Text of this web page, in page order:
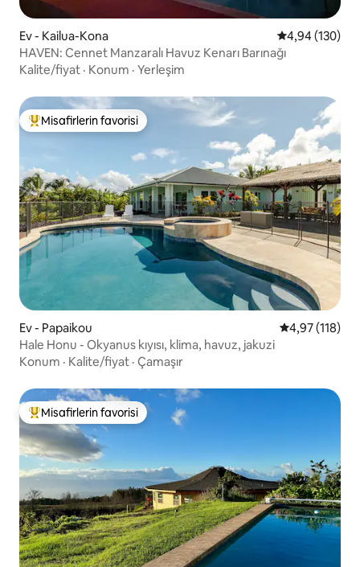
Ev - Kailua-Kona 5 üzerinden
4,94 (130)
HAVEN: Cennet Manzaralı Havuz Kenarı Barınağı
Kalite/fiyat · Konum · Yerleşim
Misafirlerin favorilerinden en beğenilenler arasında
Misafirlerin favorisi
Ev - Papaikou 5 üzerinden
4,97 (118)
Hale Honu - Okyanus kıyısı, klima, havuz, jakuzi
Konum · Kalite/fiyat · Çamaşır
Misafirlerin favorilerinden en beğenilenler arasında
Misafirlerin favorisi